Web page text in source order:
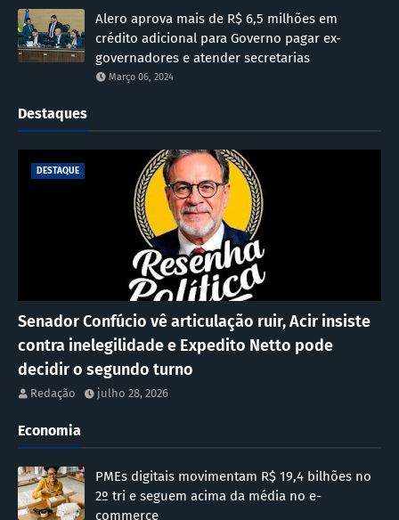
Alero aprova mais de R$ 6,5 milhões em
crédito adicional para Governo pagar ex-
governadores e atender secretarias
Março 06, 2024
Destaques
DESTAQUE
Senador Confúcio vê articulação ruir, Acir insiste
contra inelegilidade e Expedito Netto pode
decidir o segundo turno
Redação julho 28, 2026
Economia
PMEs digitais movimentam R$ 19,4 bilhões no
2º tri e seguem acima da média no e-
commerce